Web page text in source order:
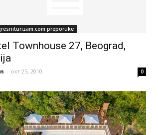
preporuke
Townhouse 27, Beograd,
- окт 25, 2010 0